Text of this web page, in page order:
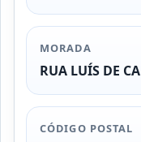
MORADA
RUA LUÍS DE
CÓDIGO POSTAL